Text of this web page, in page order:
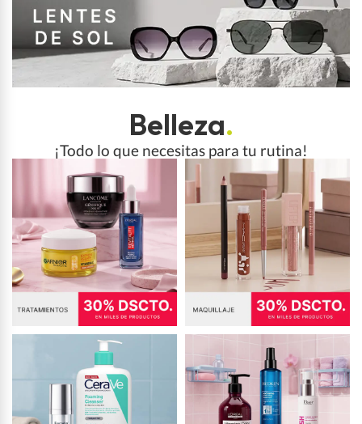
Belleza.
¡Todo lo que necesitas para tu rutina!